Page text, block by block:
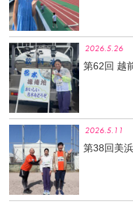
2026.5.26
第62回 越
2026.5.11
第38回美